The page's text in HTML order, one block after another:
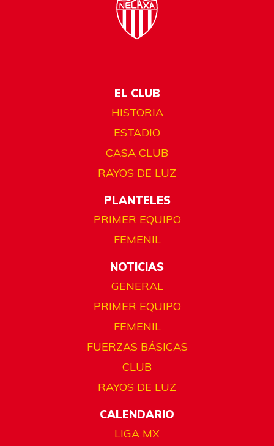
EL CLUB
HISTORIA
ESTADIO
CASA CLUB
RAYOS DE LUZ
PLANTELES
PRIMER EQUIPO
FEMENIL
NOTICIAS
GENERAL
PRIMER EQUIPO
FEMENIL
FUERZAS BÁSICAS
CLUB
RAYOS DE LUZ
CALENDARIO
LIGA MX